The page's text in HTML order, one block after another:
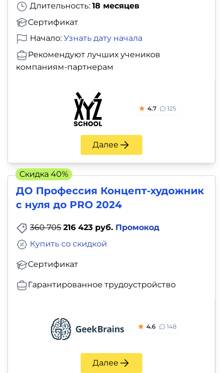
Длительность: 18 месяцев
Сертификат
Начало: Узнать дату начала
Рекомендуют лучших учеников
компаниям-партнерам
4.7 125
Далее
ДО Профессия Концепт-художник
с нуля до PRO 2024
360 705 216 423 руб. Промокод
Сертификат
Купить со скидкой
Гарантированное трудоустройство
4.6 148
Далее
Скидка 40%